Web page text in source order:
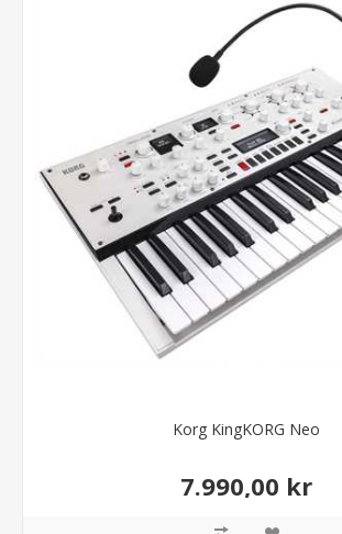
Korg KingKORG Neo
7.990,00 kr